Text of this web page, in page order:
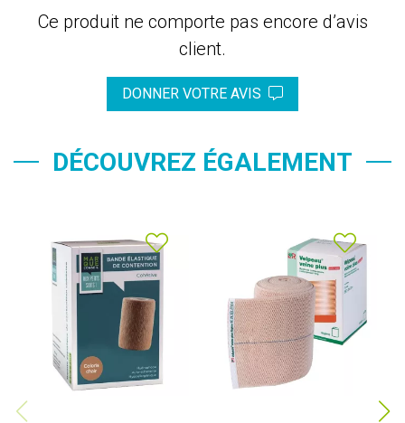
Ce produit ne comporte pas encore d’avis
client.
DONNER VOTRE AVIS
DÉCOUVREZ ÉGALEMENT